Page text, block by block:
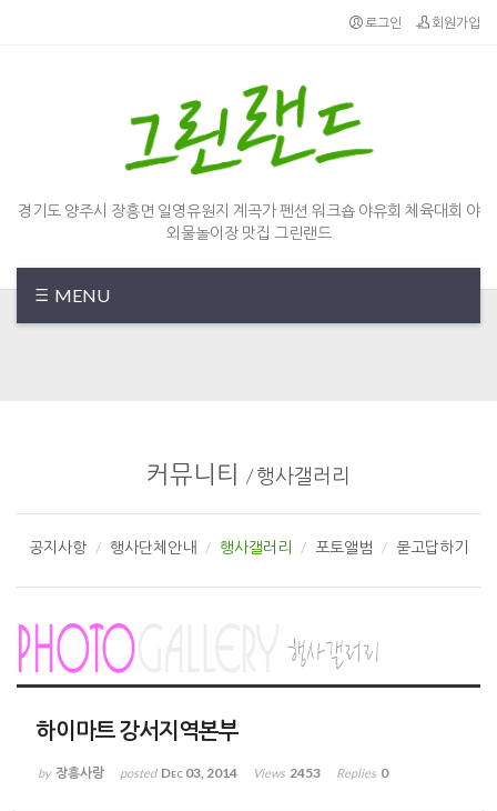
로그인 회원가입
경기도 양주시 장흥면 일영유원지 계곡가 펜션 워크숍 야유회 체육대회 야
외물놀이장 맛집 그린랜드
MENU
커뮤니티 /행사갤러리
공지사항 행사단체안내 행사갤러리 포토앨범 묻고답하기
하이마트 강서지역본부
by 장흥사랑 posted Dec 03, 2014 Views 2453 Replies 0